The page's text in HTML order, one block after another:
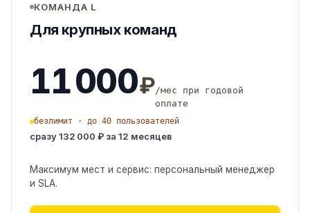
КОМАНДА L
Для крупных команд
11 000₽/мес при годовой
оплате
безлимит · до 40 пользователей
сразу 132 000 ₽ за 12 месяцев
Максимум мест и сервис: персональный менеджер
и SLA.